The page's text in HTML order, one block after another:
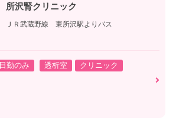
所沢腎クリニック
ＪＲ武蔵野線 東所沢駅よりバス
日勤のみ 透析室
クリニック